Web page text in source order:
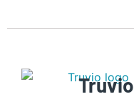
Truvio